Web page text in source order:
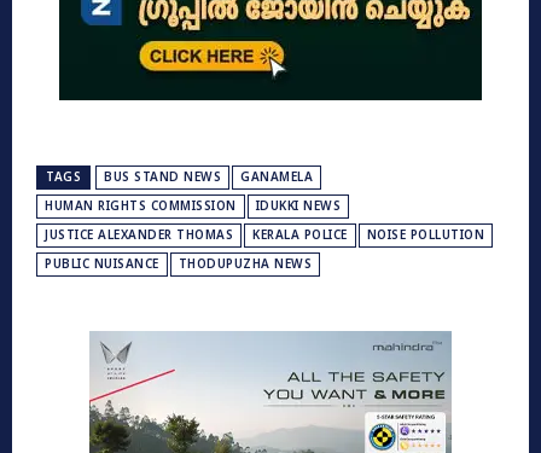
TAGS BUS STAND NEWS
GANAMELA
HUMAN RIGHTS COMMISSION
IDUKKI NEWS
JUSTICE ALEXANDER THOMAS
KERALA POLICE
NOISE POLLUTION
PUBLIC NUISANCE
THODUPUZHA NEWS